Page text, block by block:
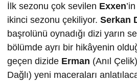
İlk sezonu çok sevilen Exxen’in
ikinci sezonu çekiliyor. Serkan
başrolünü oynadığı dizi yarın
bölümde ayrı bir hikâyenin
geçen dizide Erman (Anıl
Dağlı) yeni maceraları